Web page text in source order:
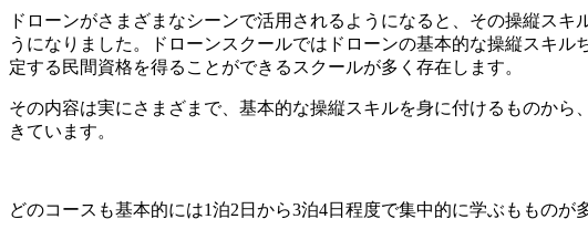
ドローンがさまざまなシーンで活用されるようになると、その操縦ス
うになりました。ドローンスクールではドローンの基本的な操縦スキ
定する民間資格を得ることができるスクールが多く存在します。
その内容は実にさまざまで、基本的な操縦スキルを身に付けるものか
きています。
どのコースも基本的には1泊2日から3泊4日程度で集中的に学ぶももの